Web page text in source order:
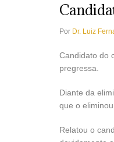
Por Dr. Luiz
Candidato do
pregressa.
Diante da
que o
Relatou o